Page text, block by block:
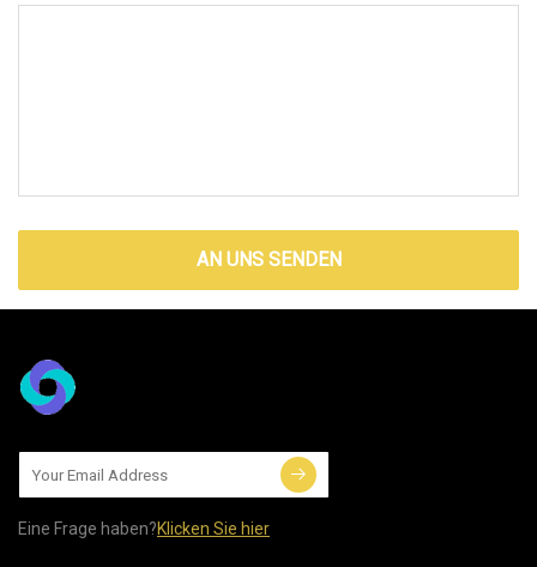
AN UNS SENDEN
Eine Frage haben?Klicken Sie hier